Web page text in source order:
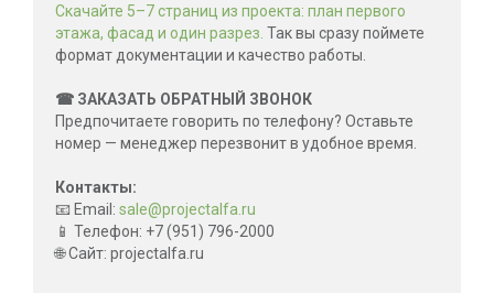
Скачайте 5–7 страниц из проекта: план первого
этажа, фасад и один разрез. Так вы сразу поймете
формат документации и качество работы.
☎ ЗАКАЗАТЬ ОБРАТНЫЙ ЗВОНОК
Предпочитаете говорить по телефону? Оставьте
номер — менеджер перезвонит в удобное время.
Контакты:
📧 Email: sale@projectalfa.ru
📱 Телефон: +7 (951) 796-2000
🌐 Сайт: projectalfa.ru